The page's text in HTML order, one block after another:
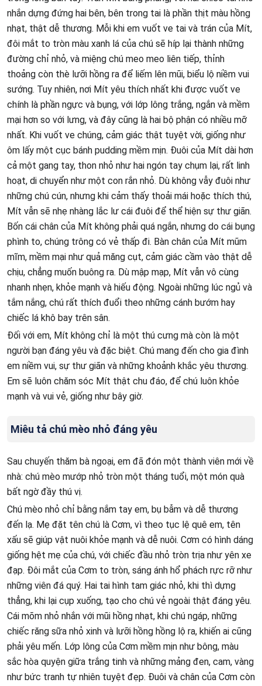
nhắn dựng đứng hai bên, bên trong tai là phần thịt màu hồng
nhạt, thật dễ thương. Mỗi khi em vuốt ve tai và trán của Mít,
đôi mắt to tròn màu xanh lá của chú sẽ híp lại thành những
đường chỉ nhỏ, và miệng chú meo meo liên tiếp, thỉnh
thoảng còn thè lưỡi hồng ra để liếm lên mũi, biểu lộ niềm vui
sướng. Tuy nhiên, nơi Mít yêu thích nhất khi được vuốt ve
chính là phần ngực và bụng, với lớp lông trắng, ngắn và mềm
mại hơn so với lưng, và đây cũng là hai bộ phận có nhiều mỡ
nhất. Khi vuốt ve chúng, cảm giác thật tuyệt vời, giống như
ôm lấy một cục bánh pudding mềm mịn. Đuôi của Mít dài hơn
cả một gang tay, thon nhỏ như hai ngón tay chụm lại, rất linh
hoạt, di chuyển như một con rắn nhỏ. Dù không vẫy đuôi như
những chú cún, nhưng khi cảm thấy thoải mái hoặc thích thú,
Mít vẫn sẽ nhẹ nhàng lắc lư cái đuôi để thể hiện sự thư giãn.
Bốn cái chân của Mít không phải quá ngắn, nhưng do cái bụng
phình to, chúng trông có vẻ thấp đi. Bàn chân của Mít mũm
mĩm, mềm mại như quả măng cụt, cảm giác cầm vào thật dễ
chịu, chẳng muốn buông ra. Dù mập mạp, Mít vẫn vô cùng
nhanh nhẹn, khỏe mạnh và hiếu động. Ngoài những lúc ngủ và
tắm nắng, chú rất thích đuổi theo những cánh bướm hay
chiếc lá khô bay trên sân.
Đối với em, Mít không chỉ là một thú cưng mà còn là một
người bạn đáng yêu và đặc biệt. Chú mang đến cho gia đình
em niềm vui, sự thư giãn và những khoảnh khắc yêu thương.
Em sẽ luôn chăm sóc Mít thật chu đáo, để chú luôn khỏe
mạnh và vui vẻ, giống như bây giờ.
Miêu tả chú mèo nhỏ đáng yêu
Sau chuyến thăm bà ngoại, em đã đón một thành viên mới về
nhà: chú mèo mướp nhỏ tròn một tháng tuổi, một món quà
bất ngờ đầy thú vị.
Chú mèo nhỏ chỉ bằng nắm tay em, bụ bẫm và dễ thương
đến lạ. Mẹ đặt tên chú là Cơm, vì theo tục lệ quê em, tên
xấu sẽ giúp vật nuôi khỏe mạnh và dễ nuôi. Cơm có hình dáng
giống hệt mẹ của chú, với chiếc đầu nhỏ tròn trịa như yên xe
đạp. Đôi mắt của Cơm to tròn, sáng ánh hổ phách rực rỡ như
những viên đá quý. Hai tai hình tam giác nhỏ, khi thì dựng
thẳng, khi lại cụp xuống, tạo cho chú vẻ ngoài thật đáng yêu.
Cái mõm nhỏ nhắn với mũi hồng nhạt, khi chú ngáp, những
chiếc răng sữa nhỏ xinh và lưỡi hồng hồng lộ ra, khiến ai cũng
phải yêu mến. Lớp lông của Cơm mềm mịn như bông, màu
sắc hòa quyện giữa trắng tinh và những mảng đen, cam, vàng
như bức tranh tự nhiên tuyệt đẹp. Đuôi và chân của Cơm còn